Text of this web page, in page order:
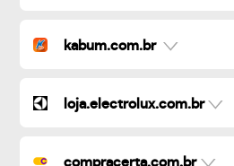
kabum.com.br
loja.electrolux.com.br
compracerta.com.br